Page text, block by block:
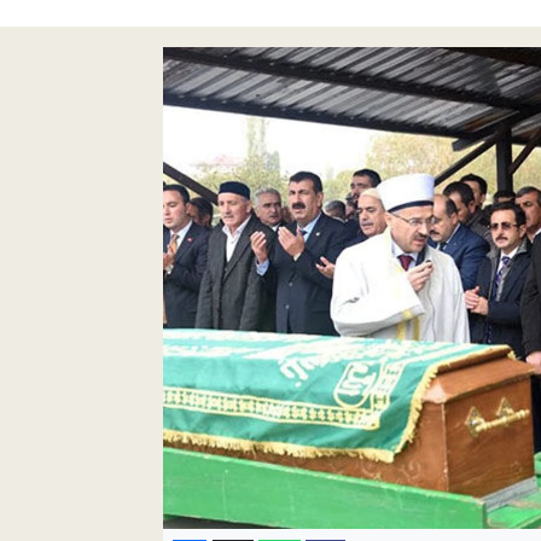
Pankobirlik
Et fiyatları
Tarım Bilgisi
Yetiştirici Soruyor
Dünyada Tarım
Üretici Birlikleri
Şeker ve Şekerli Mamüller
Tahıllar ve Baklagiller